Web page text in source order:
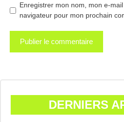
Enregistrer mon nom, mon e-
navigateur pour mon prochain
DERNIERS